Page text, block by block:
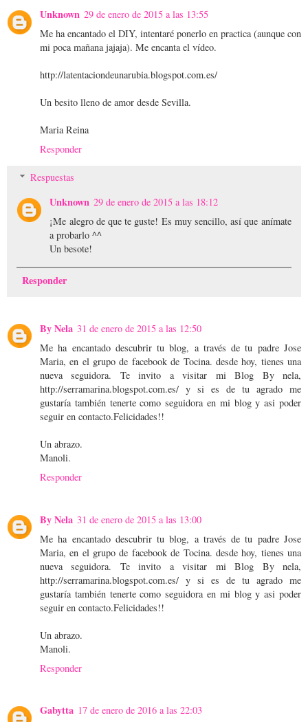
Unknown 29 de enero de 2015 a las 13:55
Me ha encantado el DIY, intentaré ponerlo en practica (aunque con
mi poca mañana jajaja). Me encanta el vídeo.
http://latentaciondeunarubia.blogspot.com.es/
Un besito lleno de amor desde Sevilla.
Maria Reina
Responder
Respuestas
Unknown 29 de enero de 2015 a las 18:12
¡Me alegro de que te guste! Es muy sencillo, así que anímate
a probarlo ^^
Un besote!
Responder
By Nela 31 de enero de 2015 a las 12:50
Me ha encantado descubrir tu blog, a través de tu padre Jose
Maria, en el grupo de facebook de Tocina. desde hoy, tienes una
nueva seguidora. Te invito a visitar mi Blog By nela,
http://serramarina.blogspot.com.es/ y si es de tu agrado me
gustaría también tenerte como seguidora en mi blog y asi poder
seguir en contacto.Felicidades!!
Un abrazo.
Manoli.
Responder
By Nela 31 de enero de 2015 a las 13:00
Me ha encantado descubrir tu blog, a través de tu padre Jose
Maria, en el grupo de facebook de Tocina. desde hoy, tienes una
nueva seguidora. Te invito a visitar mi Blog By nela,
http://serramarina.blogspot.com.es/ y si es de tu agrado me
gustaría también tenerte como seguidora en mi blog y asi poder
seguir en contacto.Felicidades!!
Un abrazo.
Manoli.
Responder
Gabytta 17 de enero de 2016 a las 22:03